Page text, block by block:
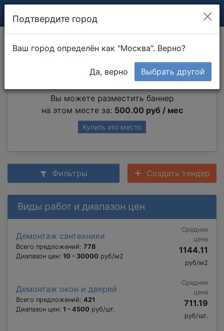
Снос и демонтаж
Вы можете разместить баннер
на этом месте за: 500.00 руб / мес
Купить это место
Фильтры Создать тендер
Виды работ и диапазон цен
Демонтаж сантехники
Всего предложений: 778
Диапазон цен: 10 - 30000 руб/м2
Средняя
цена
1144.11
руб/м2
Демонтаж окон и дверей
Всего предложений: 421
Диапазон цен: 1 - 4500 руб/шт.
Средняя
цена
711.19
руб/шт.
Подтвердите город
Ваш город определён как "Москва". Верно?
Да, верно Выбрать другой